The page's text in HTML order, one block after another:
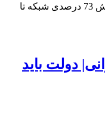
مدیرعامل توزیع برق استان مرکزی از پایش 73 درصدی شبکه تا
دولت باید